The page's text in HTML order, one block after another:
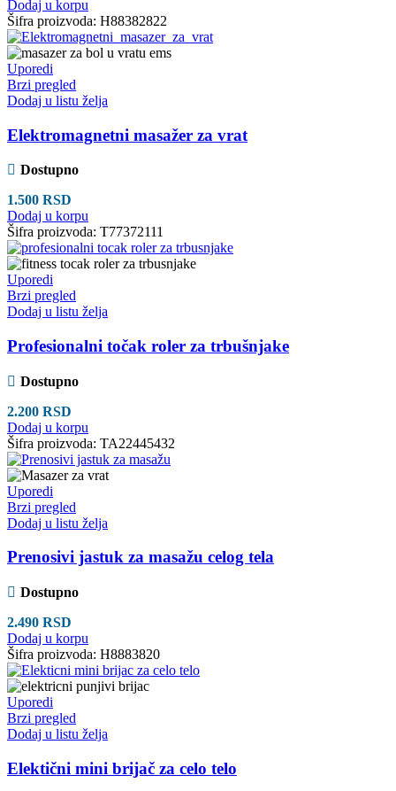
Dodaj u korpu
Šifra proizvoda: H88382822
Uporedi
Brzi pregled
Dodaj u listu želja
Elektromagnetni masažer za vrat
Dostupno
1.500 RSD
Dodaj u korpu
Šifra proizvoda: T77372111
Uporedi
Brzi pregled
Dodaj u listu želja
Profesionalni točak roler za trbušnjake
Dostupno
2.200 RSD
Dodaj u korpu
Šifra proizvoda: TA22445432
Uporedi
Brzi pregled
Dodaj u listu želja
Prenosivi jastuk za masažu celog tela
Dostupno
2.490 RSD
Dodaj u korpu
Šifra proizvoda: H8883820
Uporedi
Brzi pregled
Dodaj u listu želja
Elektični mini brijač za celo telo